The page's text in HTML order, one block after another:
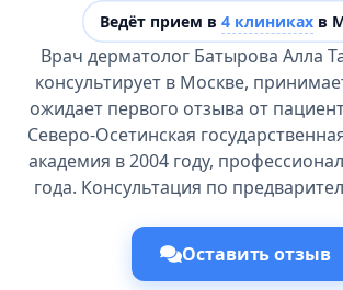
Ведёт прием в 4 клиникахв
Врач дерматолог Батырова Алла
консультирует в Москве,
ожидает первого отзыва от
Северо-Осетинская
академия в 2004 году,
года. Консультация по
Оставить отзыв